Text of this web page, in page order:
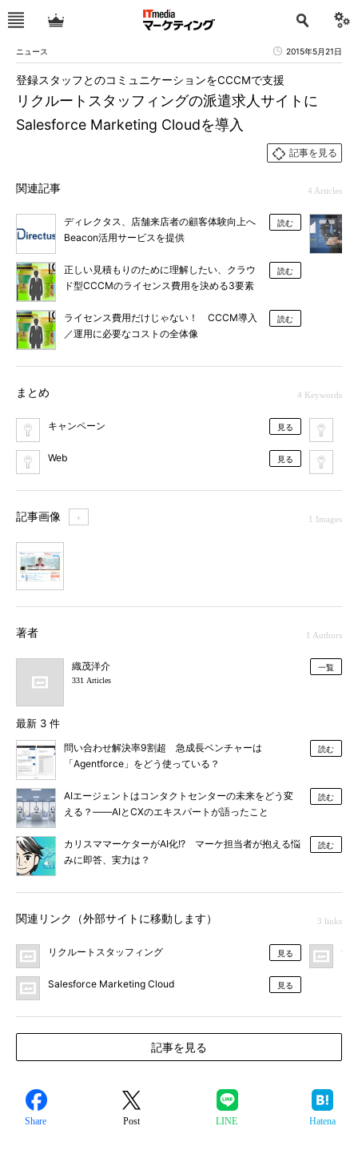
ニュース 2015年5月21日
リクルートスタッフィングの派遣求人サイトに
Salesforce Marketing Cloudを導入
登録スタッフとのコミュニケーションをCCCMで支援
記事を見る
関連記事 4 Articles
ディレクタス、店舗来店者の顧客体験向上へ
Beacon活用サービスを提供
読む
正しい見積もりのために理解したい、クラウ
ド型CCCMのライセンス費用を決める3要素
読む
ライセンス費用だけじゃない！ CCCM導入
／運用に必要なコストの全体像
読む
まとめ 4 Keywords
キャンペーン 見る
Web 見る
記事画像 ＋ 1 Images
著者 1 Authors
織茂洋介
331 Articles
一覧
最新 3 件
問い合わせ解決率9割超 急成長ベンチャーは
「Agentforce」をどう使っている？
読む
AIエージェントはコンタクトセンターの未来をどう変
える？――AIとCXのエキスパートが語ったこと
読む
カリスママーケターがAI化!? マーケ担当者が抱える悩
みに即答、実力は？
読む
関連リンク（外部サイトに移動します） 3 links
リクルートスタッフィング 見る
Salesforce Marketing Cloud 見る
デ
記事を見る
Share Post LINE Hatena